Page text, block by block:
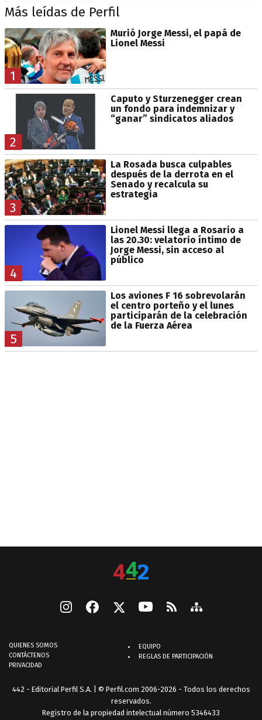
Más leídas de Perfil
1
Murió Jorge Messi, el papá de
Lionel Messi
2
Caputo y Sturzenegger crean
un fondo para indemnizar y
“ganar” sindicatos aliados
3
La Rosada busca culpables
después de la derrota en el
Senado y recalcula su
estrategia
4
Lionel Messi llega a Rosario a
las 20.30: velatorio íntimo de
Jorge Messi, sin acceso al
público
5
Los aviones F 16 sobrevolarán
el centro porteño y el lunes
participarán de la celebración
de la Fuerza Aérea
QUIENES SOMOS
CONTÁCTENOS
PRIVACIDAD
EQUIPO
REGLAS DE PARTICIPACIÓN
442 - Editorial Perfil S.A. | © Perfil.com 2006-2026 - Todos los derechos
reservados.
Registro de la propiedad intelectual número 5346433